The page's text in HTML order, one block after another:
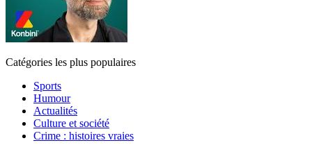
Catégories les plus populaires
Sports
Humour
Actualités
Culture et société
Crime : histoires vraies